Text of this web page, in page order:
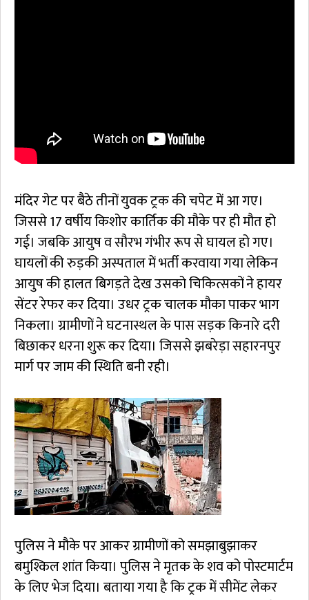
मंदिर गेट पर बैठे तीनों युवक ट्रक की चपेट में आ गए।
जिससे 17 वर्षीय किशोर कार्तिक की मौके पर ही मौत हो
गई। जबकि आयुष व सौरभ गंभीर रूप से घायल हो गए।
घायलों की रुड़की अस्पताल में भर्ती करवाया गया लेकिन
आयुष की हालत बिगड़ते देख उसको चिकित्सकों ने हायर
सेंटर रेफर कर दिया। उधर ट्रक चालक मौका पाकर भाग
निकला। ग्रामीणों ने घटनास्थल के पास सड़क किनारे दरी
बिछाकर धरना शुरू कर दिया। जिससे झबरेड़ा सहारनपुर
मार्ग पर जाम की स्थिति बनी रही।
पुलिस ने मौके पर आकर ग्रामीणों को समझाबुझाकर
बमुश्किल शांत किया। पुलिस ने मृतक के शव को पोस्टमार्टम
के लिए भेज दिया। बताया गया है कि ट्रक में सीमेंट लेकर